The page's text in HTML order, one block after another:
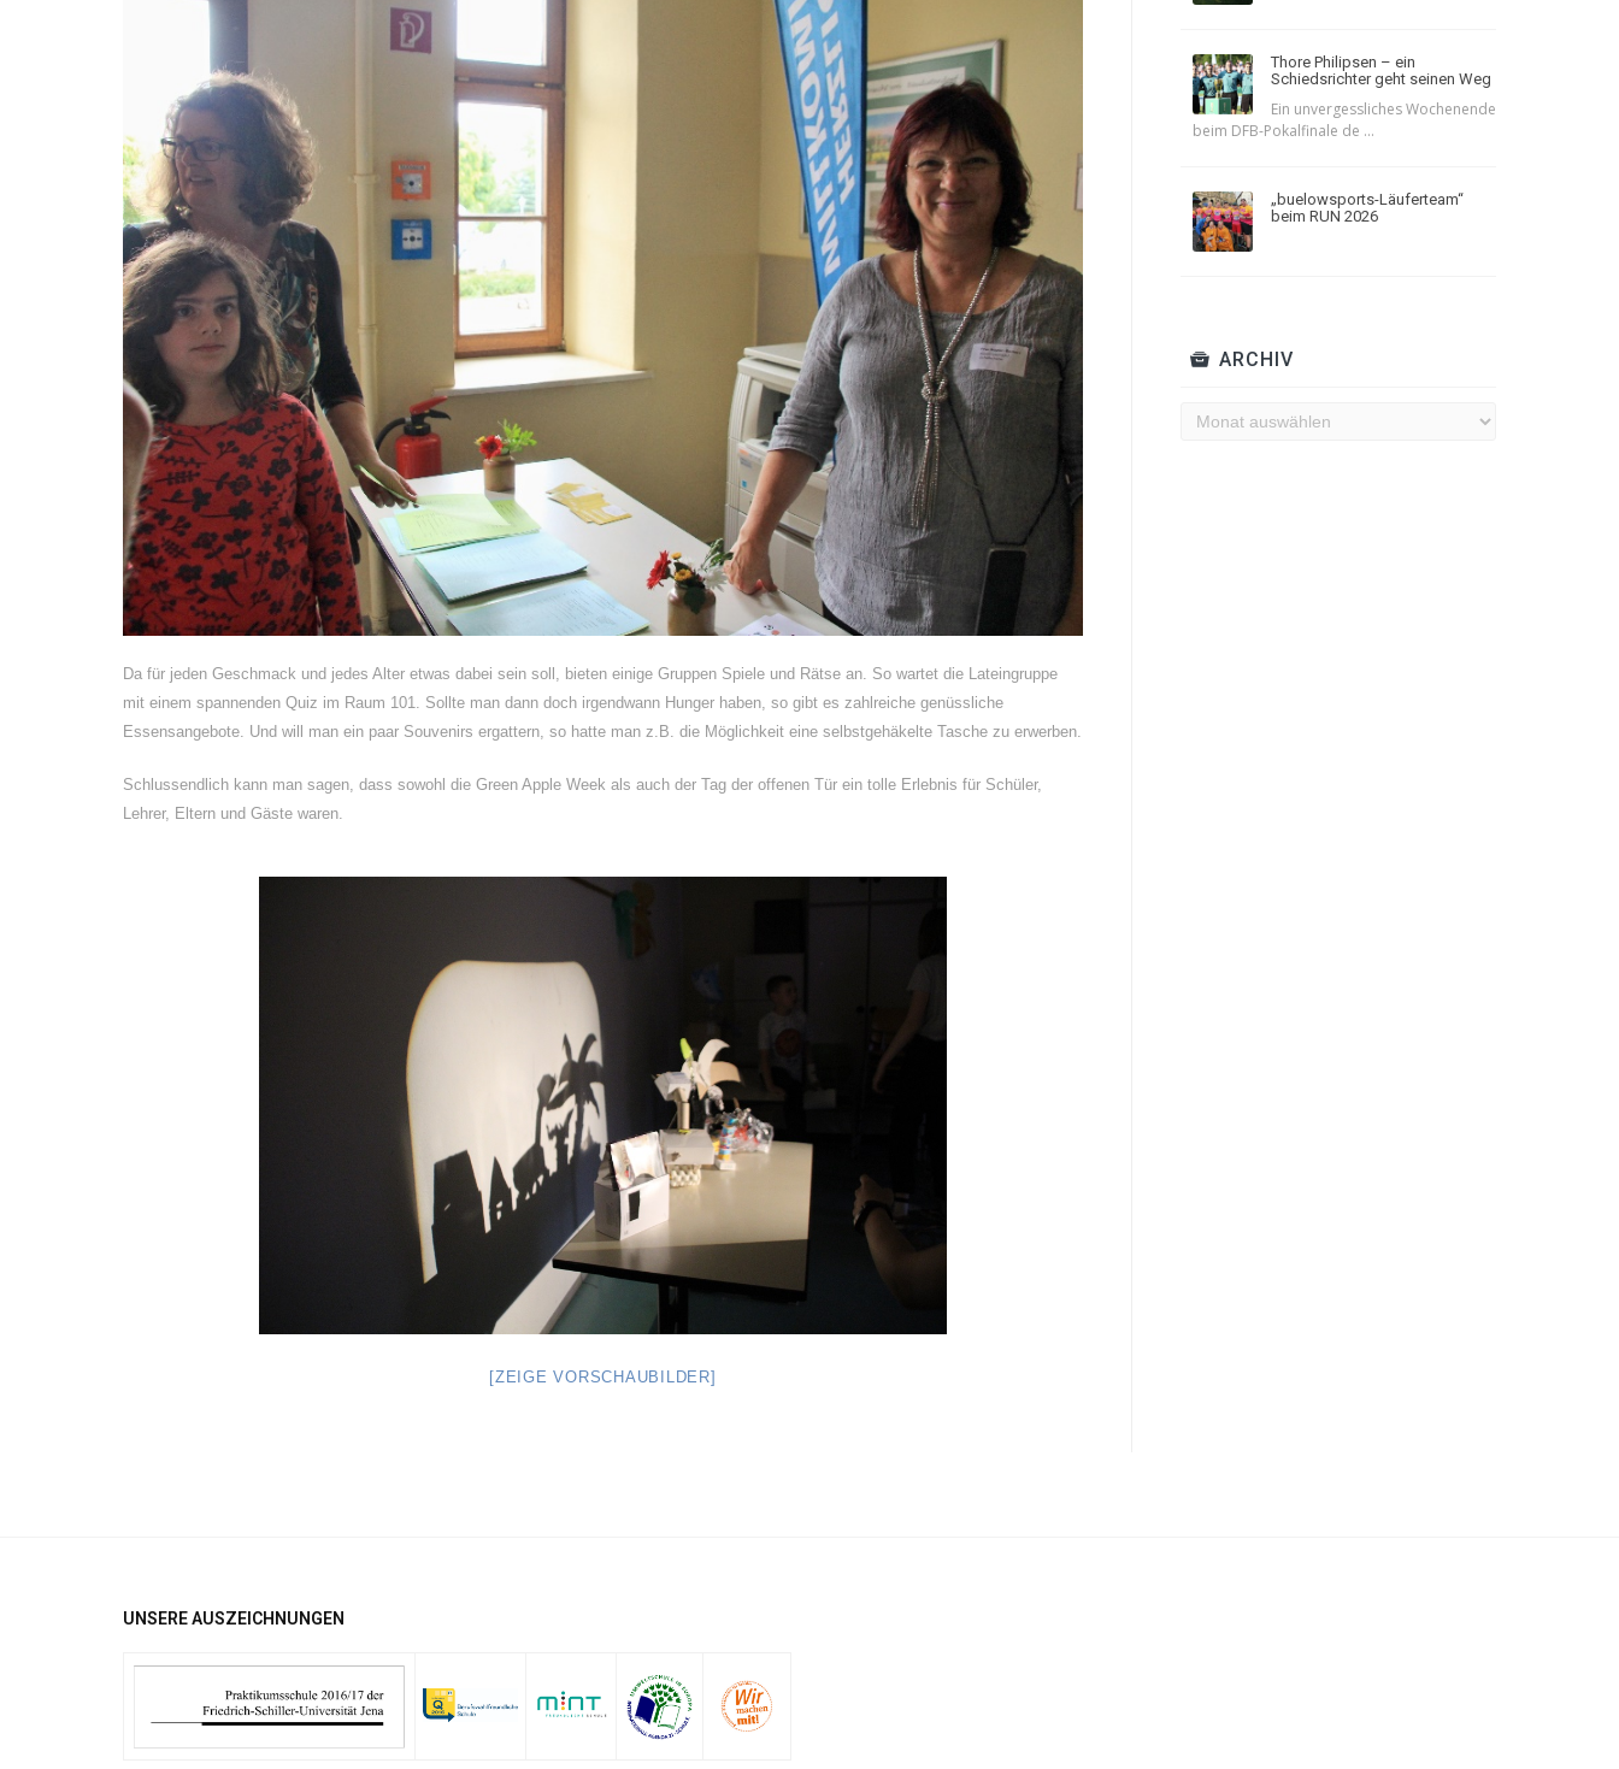
Da für jeden Geschmack und jedes Alter etwas dabei sein soll, bieten einige Gruppen Spiele und Rätse an. So wartet die Lateingruppe
mit einem spannenden Quiz im Raum 101. Sollte man dann doch irgendwann Hunger haben, so gibt es zahlreiche genüssliche
Essensangebote. Und will man ein paar Souvenirs ergattern, so hatte man z.B. die Möglichkeit eine selbstgehäkelte Tasche zu erwerben.
Schlussendlich kann man sagen, dass sowohl die Green Apple Week als auch der Tag der offenen Tür ein tolle Erlebnis für Schüler,
Lehrer, Eltern und Gäste waren.
[ZEIGE VORSCHAUBILDER]
Thore Philipsen – ein
Schiedsrichter geht seinen Weg
Ein unvergessliches Wochenende
beim DFB-Pokalfinale de ...
„buelowsports-Läuferteam“
beim RUN 2026
ARCHIV
Archiv
UNSERE AUSZEICHNUNGEN